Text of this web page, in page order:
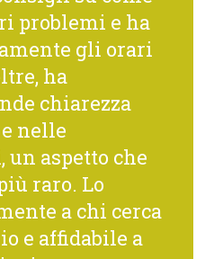
problemi e ha
gli orari
ha
chiarezza
nelle
aspetto che
raro. Lo
a chi cerca
e affidabile a